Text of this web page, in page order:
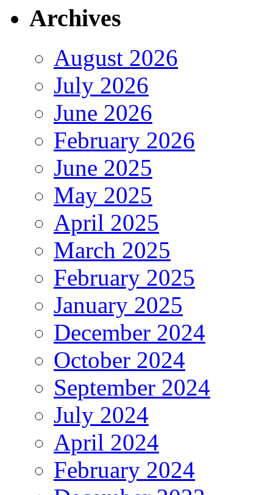
Archives
August 2026
July 2026
June 2026
February 2026
June 2025
May 2025
April 2025
March 2025
February 2025
January 2025
December 2024
October 2024
September 2024
July 2024
April 2024
February 2024